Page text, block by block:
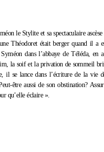
le Stylite et sa spectaculaire
Théodoret était berger quand il a
dans l’abbaye de Téléda, en
la soif et la privation de sommeil
il se lance dans l’écriture de la vie
être aussi de son obstination?
qu’elle éclaire ».